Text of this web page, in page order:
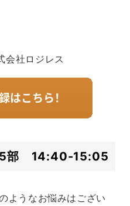
社ロジレス
5部 14:40-15:05
ようなお悩みはござい